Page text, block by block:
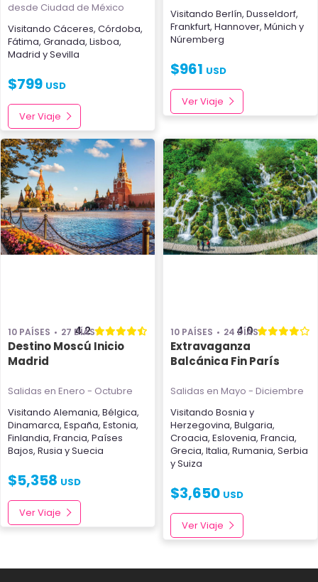
desde Ciudad de México
Visitando Cáceres, Córdoba,
Fátima, Granada, Lisboa,
Madrid ySevilla
$799 USD
Ver Viaje
Visitando Berlín, Dusseldorf,
Frankfurt, Hannover, Múnich y
Núremberg
$961 USD
Ver Viaje
10 PAÍSES 27 DÍAS
4.2
Destino Moscú Inicio
Madrid
Salidas en Enero - Octubre
Visitando Alemania, Bélgica,
Dinamarca, España, Estonia,
Finlandia, Francia, Países
Bajos, Rusia ySuecia
$5,358 USD
Ver Viaje
10 PAÍSES 24 DÍAS
4.0
Extravaganza
Balcánica Fin París
Salidas en Mayo - Diciembre
Visitando Bosnia y
Herzegovina, Bulgaria,
Croacia, Eslovenia, Francia,
Grecia, Italia, Rumania, Serbia
ySuiza
$3,650 USD
Ver Viaje